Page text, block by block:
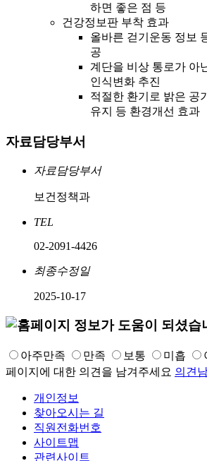
하면 좋은 점 등
건강정보판 부착 효과
올바른 걷기운동 정보
공
계단을 비상 통로가 아
인식변화 추진
적절한 환기로 밝은 공
유지 등 환경개선 효과
자료담당부서
자료담당부서
보건정책과
TEL
02-2091-4426
최종수정일
2025-10-17
아주만족 만족 보통 미흡
페이지에 대한 의견을 남겨주세요 의견
개인정보
찾아오시는 길
직원전화번호
사이트맵
관련사이트